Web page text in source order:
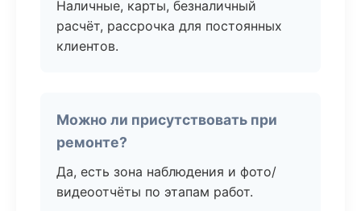
Наличные, карты, безналичный
расчёт, рассрочка для постоянных
клиентов.
Можно ли присутствовать при
ремонте?
Да, есть зона наблюдения и фото/
видеоотчёты по этапам работ.